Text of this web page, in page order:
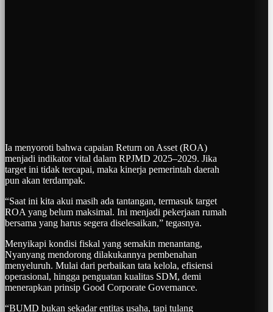
Ia menyoroti bahwa capaian Return on Asset (ROA)
menjadi indikator vital dalam RPJMD 2025–2029. Jika
target ini tidak tercapai, maka kinerja pemerintah daerah
pun akan terdampak.
“Saat ini kita akui masih ada tantangan, termasuk target
ROA yang belum maksimal. Ini menjadi pekerjaan rumah
bersama yang harus segera diselesaikan,” tegasnya.
Menyikapi kondisi fiskal yang semakin menantang,
Nyanyang mendorong dilakukannya pembenahan
menyeluruh. Mulai dari perbaikan tata kelola, efisiensi
operasional, hingga penguatan kualitas SDM, demi
menerapkan prinsip Good Corporate Governance.
“BUMD bukan sekadar entitas usaha, tapi tulang